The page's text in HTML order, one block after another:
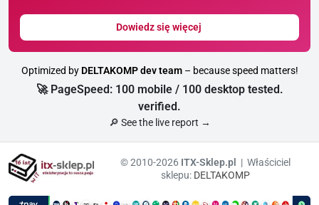
Dowiedz się więcej
Optimized by DELTAKOMP dev team– because speed matters!
🚀 PageSpeed: 100 mobile / 100 desktop tested.
verified.
🔎 See the live report →
© 2010-2026 ITX-Sklep.pl
| Właściciel
sklepu: DELTAKOMP